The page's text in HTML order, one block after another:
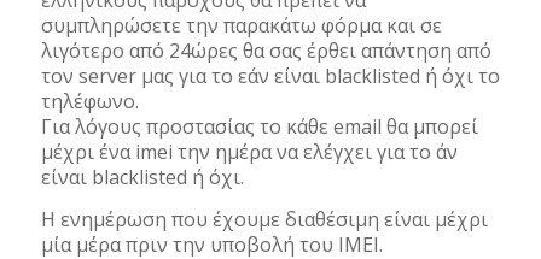
συμπληρώσετε την παρακάτω φόρμα και σε
λιγότερο από 24ώρες θα σας έρθει απάντηση από
τον server μας για το εάν είναι blacklisted ή όχι το
τηλέφωνο.
Για λόγους προστασίας το κάθε email θα μπορεί
μέχρι ένα imei την ημέρα να ελέγχει για το άν
είναι blacklisted ή όχι.
Η ενημέρωση που έχουμε διαθέσιμη είναι μέχρι
μία μέρα πριν την υποβολή του IMEI.